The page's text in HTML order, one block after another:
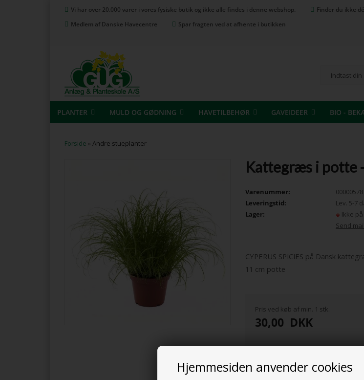
Hjemmesiden anvender cookies
Vi har over 20.000 varer i vores fysiske butik og ikke alle findes i denne webshop.
Finder du ikke
Medlem af Danske Havecentre
Spar fragten ved at afhente i butikken
PLANTER MULD OG GØDNING HAVETILBEHØR GAVEIDEER BIO -
Forside » Andre stueplanter
Kattegræs i potte -
Varenummer:
Leveringstid:
Lev. 5-7
Lager:
Ikke
Send
CYPERUS SPICIES på Dansk
11 cm potte
Pris ved køb af min. 1 stk.
30,00 DKK